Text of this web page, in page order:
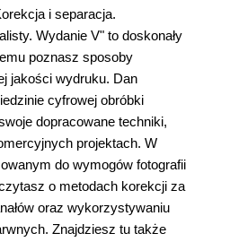
i separacja.
Wydanie V" to doskonały
poznasz sposoby
jakości wydruku. Dan
cyfrowej obróbki
dopracowane techniki,
projektach. W
do wymogów fotografii
o metodach korekcji za
oraz wykorzystywaniu
Znajdziesz tu także